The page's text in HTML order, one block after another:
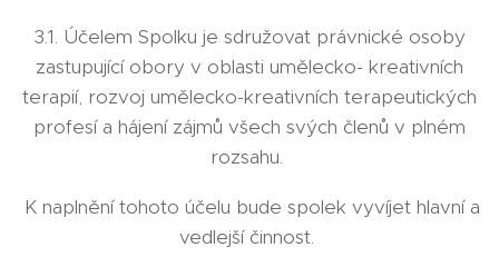
3.1. Účelem Spolku je sdružovat právnické osoby
zastupující obory v oblasti umělecko- kreativních
terapií, rozvoj umělecko-kreativních terapeutických
profesí a hájení zájmů všech svých členů v plném
rozsahu.
K naplnění tohoto účelu bude spolek vyvíjet hlavní a
vedlejší činnost.